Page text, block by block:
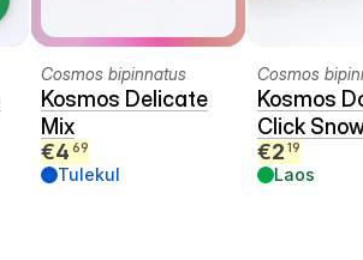
Cosmos bipinnatus
Kosmos Delicate
Mix
€4 69
Tulekul
Cosmos
Kosmos
Click
€2 19
Laos